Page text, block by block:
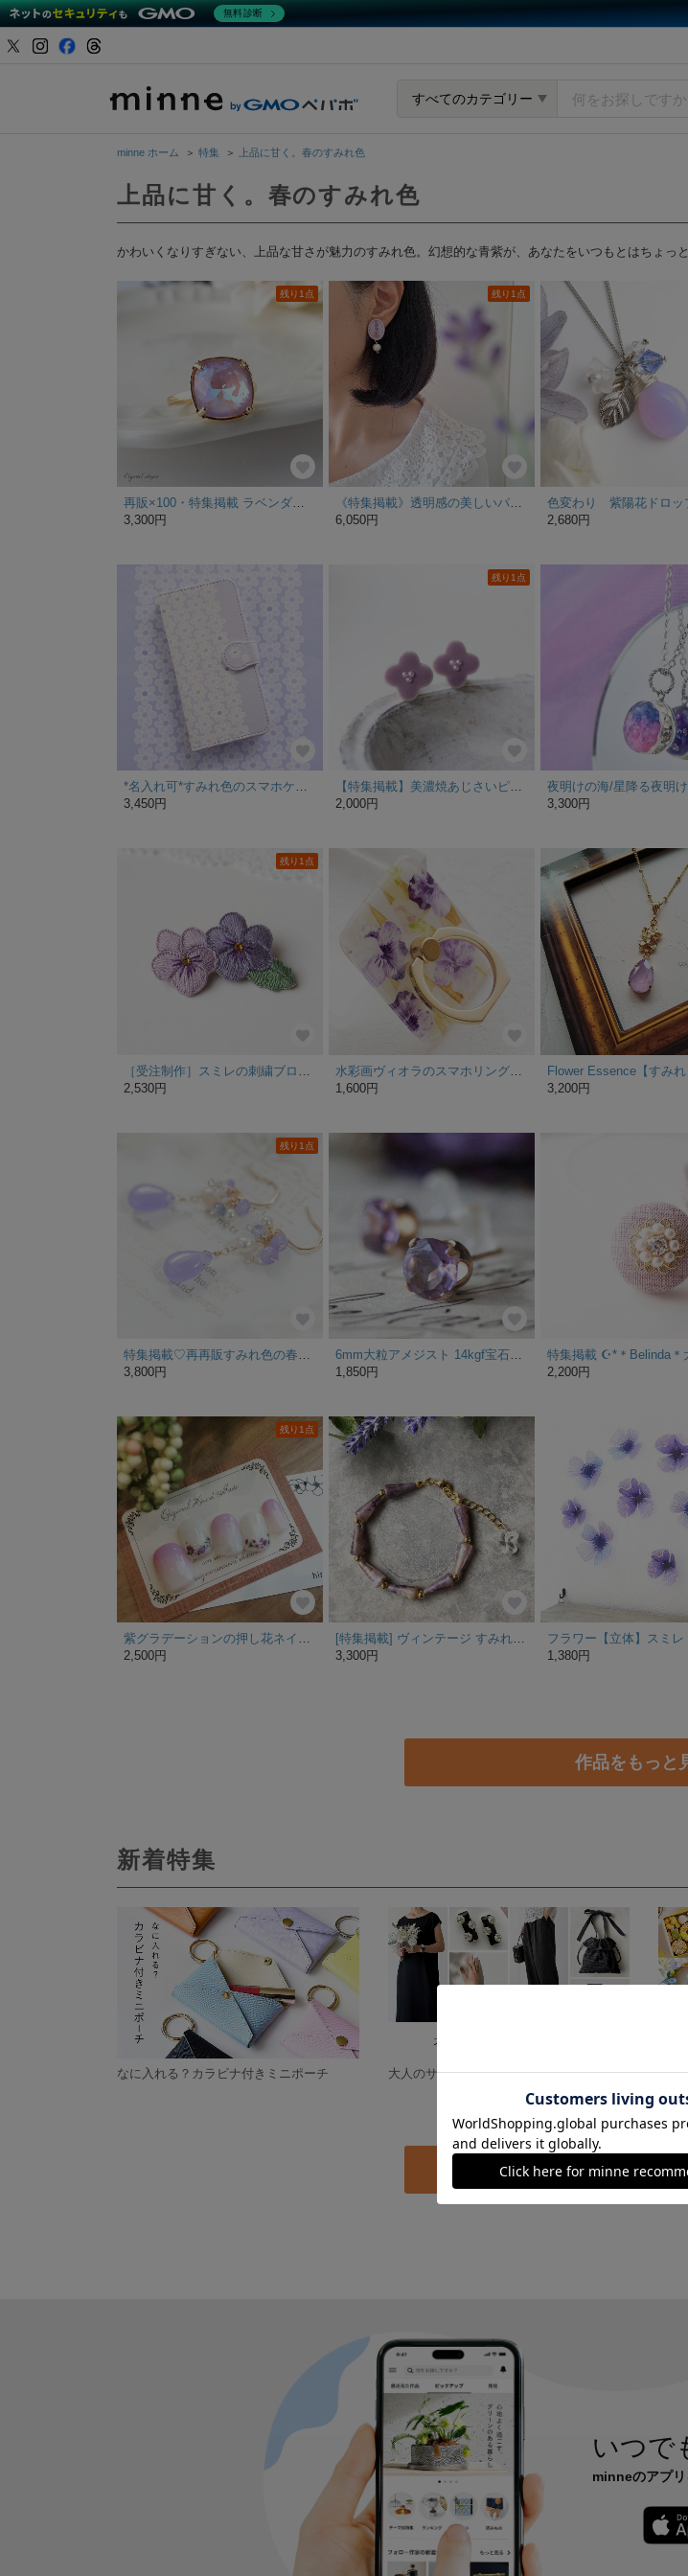
すべてのカテゴリー
minne ホーム ＞ 特集 ＞ 上品に甘く。春のすみれ色
上品に甘く。春のすみれ色
かわいくなりすぎない、上品な甘さが魅力のすみれ色。幻想的な青紫が、あなたをいつもとはちょっ
残り1点
再販×100・特集掲載 ラベンダーディライト｜かどまる四角カット 高品質クリスタル リング｜10mm すみれ色 ピンクパープル クリスタルドロップス
3,300円
残り1点
《特集掲載》透明感の美しいパープルに ラベンダー刺繍 イヤリング/ピアス
6,050円
2,680円
*名入れ可*すみれ色のスマホケース 手帳型 アンドロイド iPhone 花柄
3,450円
残り1点
【特集掲載】美濃焼あじさいピアスorイヤリング ラベンダー
2,000円
3,300円
残り1点
2,530円
1,600円
3,200円
残り1点
3,800円
1,850円
2,200円
残り1点
2,500円
3,300円
1,380円
作品をもっと
新着特集
なに入れる？カラビナ付きミニポーチ 大人のサマーブラックコーデ 今月
特集一覧へ
いつで
minneのアプ
無料診断